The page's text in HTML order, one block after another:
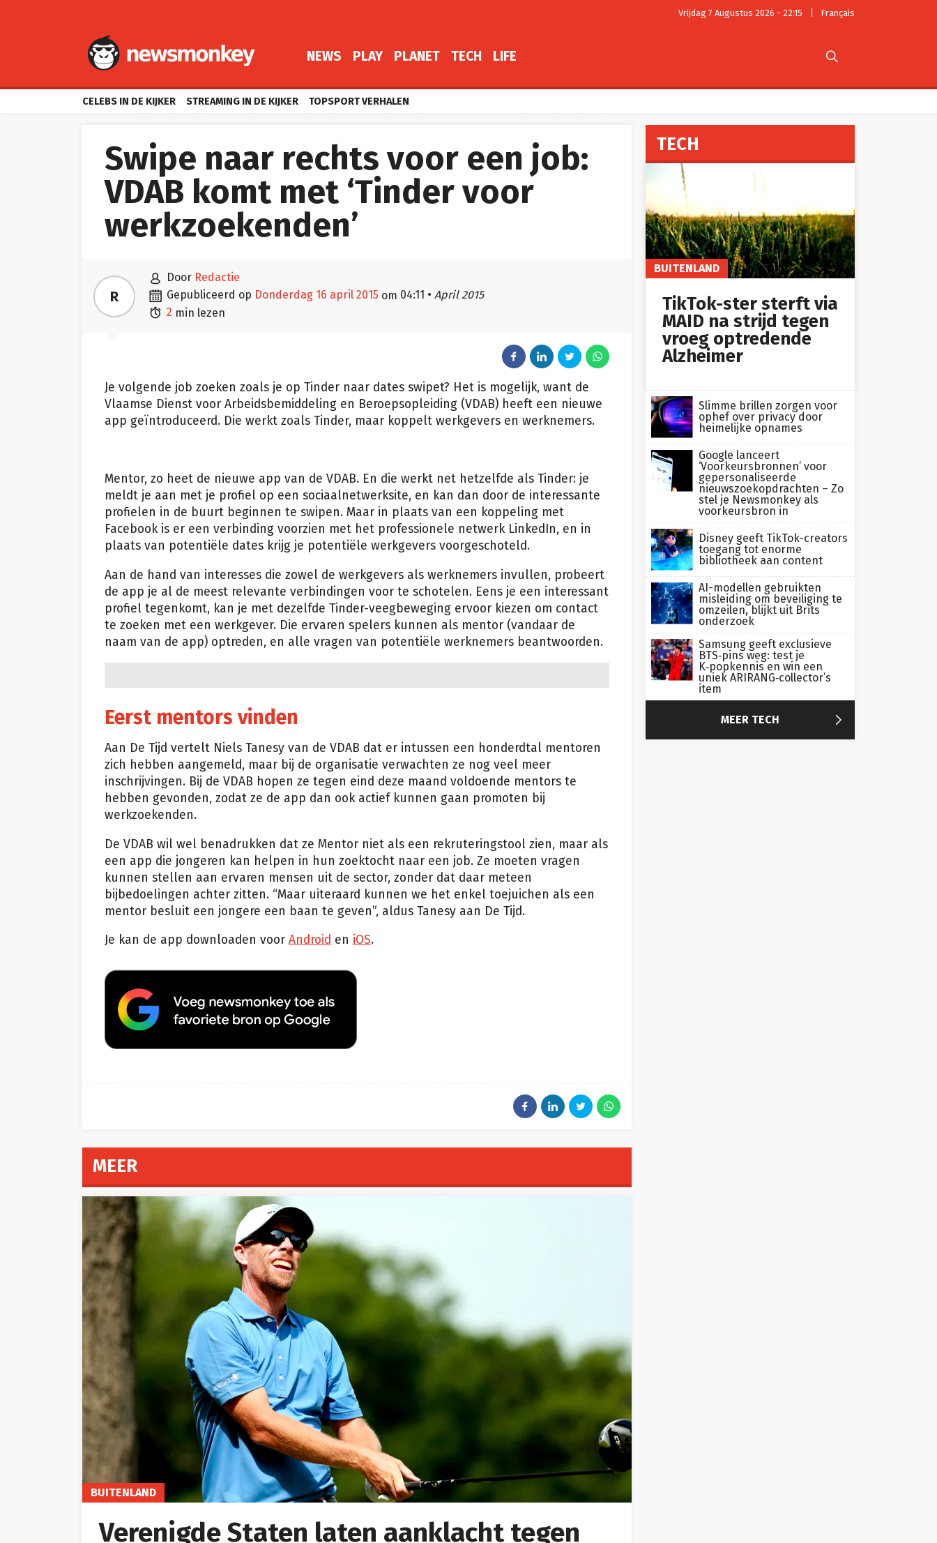
Vrijdag 7 Augustus 2026 - 22:15 Français
NEWS PLAY PLANET TECH LIFE 
CELEBS IN DE KIJKER STREAMING IN DE KIJKER TOPSPORT VERHALEN
Swipe naar rechts voor een job:
VDAB komt met ‘Tinder voor
werkzoekenden’
R
 door Redactie
 gepubliceerd op donderdag 16 april 2015 om 04:11 • April 2015
 2 min lezen
Je volgende job zoeken zoals je op Tinder naar dates swipet? Het is mogelijk, want de
Vlaamse Dienst voor Arbeidsbemiddeling en Beroepsopleiding (VDAB) heeft een nieuwe
app geïntroduceerd. Die werkt zoals Tinder, maar koppelt werkgevers en werknemers.
Mentor, zo heet de nieuwe app van de VDAB. En die werkt net hetzelfde als Tinder: je
meldt je aan met je profiel op een sociaalnetwerksite, en kan dan door de interessante
profielen in de buurt beginnen te swipen. Maar in plaats van een koppeling met
Facebook is er een verbinding voorzien met het professionele netwerk LinkedIn, en in
plaats van potentiële dates krijg je potentiële werkgevers voorgeschoteld.
Aan de hand van interesses die zowel de werkgevers als werknemers invullen, probeert
de app je al de meest relevante verbindingen voor te schotelen. Eens je een interessant
profiel tegenkomt, kan je met dezelfde Tinder-veegbeweging ervoor kiezen om contact
te zoeken met een werkgever. Die ervaren spelers kunnen als mentor (vandaar de
naam van de app) optreden, en alle vragen van potentiële werknemers beantwoorden.
Eerst mentors vinden
Aan De Tijd vertelt Niels Tanesy van de VDAB dat er intussen een honderdtal mentoren
zich hebben aangemeld, maar bij de organisatie verwachten ze nog veel meer
inschrijvingen. Bij de VDAB hopen ze tegen eind deze maand voldoende mentors te
hebben gevonden, zodat ze de app dan ook actief kunnen gaan promoten bij
werkzoekenden.
De VDAB wil wel benadrukken dat ze Mentor niet als een rekruteringstool zien, maar als
een app die jongeren kan helpen in hun zoektocht naar een job. Ze moeten vragen
kunnen stellen aan ervaren mensen uit de sector, zonder dat daar meteen
bijbedoelingen achter zitten. “Maar uiteraard kunnen we het enkel toejuichen als een
mentor besluit een jongere een baan te geven”, aldus Tanesy aan De Tijd.
Je kan de app downloaden voor Android en iOS.
MEER
BUITENLAND
Verenigde Staten laten aanklacht tegen
TECH
BUITENLAND
TikTok-ster sterft via
MAID na strijd tegen
vroeg optredende
Alzheimer
Slimme brillen zorgen voor
ophef over privacy door
heimelijke opnames
Google lanceert
‘Voorkeursbronnen’ voor
gepersonaliseerde
nieuwszoekopdrachten – Zo
stel je Newsmonkey als
voorkeursbron in
Disney geeft TikTok-creators
toegang tot enorme
bibliotheek aan content
AI-modellen gebruikten
misleiding om beveiliging te
omzeilen, blijkt uit Brits
onderzoek
Samsung geeft exclusieve
BTS‑pins weg: test je
K‑popkennis en win een
uniek ARIRANG‑collector’s
item
MEER TECH 